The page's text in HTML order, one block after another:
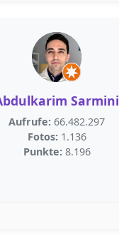
Sarmini
Aufrufe: 66.482.297
Fotos: 1.136
Punkte: 8.196